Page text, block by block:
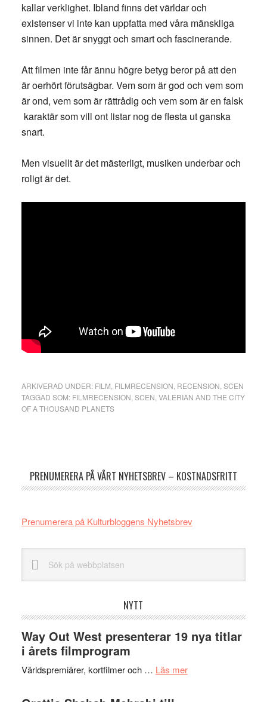
kallar verklighet. Ibland finns det världar och
existenser vi inte kan uppfatta med våra mänskliga
sinnen. Det är snyggt och smart och fascinerande.
Att filmen inte får ännu högre betyg beror på att den
är oerhört förutsägbar. Vem som är god och vem som
är ond, vem som är rättrådig och vem som är en falsk
karaktär som vill ont listar nog de flesta ut ganska
snart.
Men visuellt är det mästerligt, musiken underbar och
roligt är det.
ARKIVERAD UNDER: FILM FILMRECENSION RECENSION SCEN
TAGGAD SOM: FILMRECENSION SCEN VALERIAN AND THE CITY
OF A THOUSAND PLANETS
PRENUMERERA PÅ VÅRT NYHETSBREV – KOSTNADSFRITT
Prenumerera på Kulturbloggens Nyhetsbrev
webbplatsen
NYTT
Way Out West presenterar 19 nya titlar
i årets filmprogram
Världspremiärer, kortfilmer och … Läs merom